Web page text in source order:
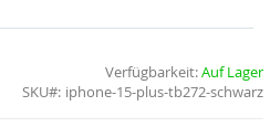
Verfügbarkeit:Auf Lager
SKU
iphone-15-plus-tb272-schwarz